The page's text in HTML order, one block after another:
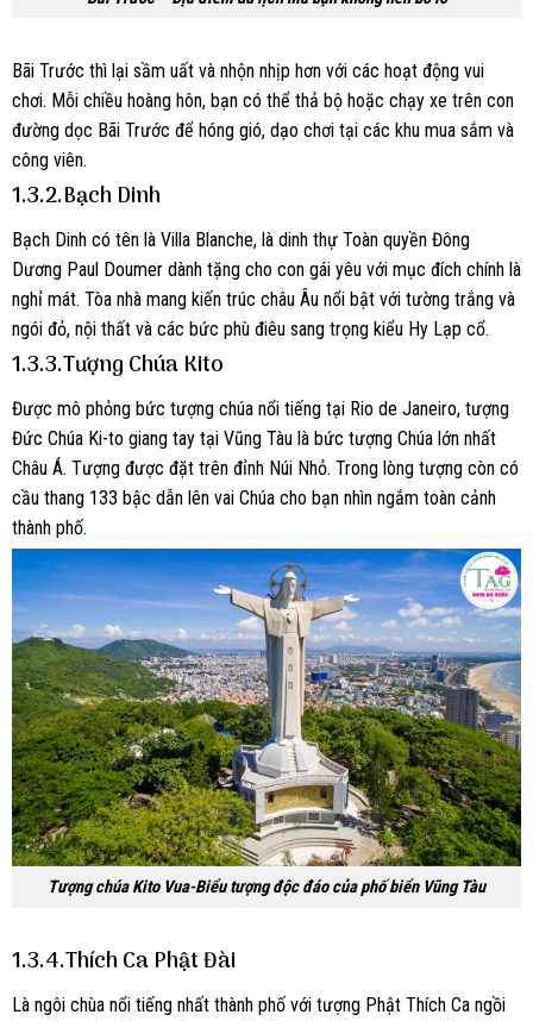
Bãi Trước thì lại sầm uất và nhộn nhịp hơn với các hoạt động vui
chơi. Mỗi chiều hoàng hôn, bạn có thể thả bộ hoặc chạy xe trên con
đường dọc Bãi Trước để hóng gió, dạo chơi tại các khu mua sắm và
công viên.
1.3.2.Bạch Dinh
Bạch Dinh có tên là Villa Blanche, là dinh thự Toàn quyền Đông
Dương Paul Doumer dành tặng cho con gái yêu với mục đích chính là
nghỉ mát. Tòa nhà mang kiến trúc châu Âu nổi bật với tường trắng và
ngói đỏ, nội thất và các bức phù điêu sang trọng kiểu Hy Lạp cổ.
1.3.3.Tượng Chúa Kito
Được mô phỏng bức tượng chúa nổi tiếng tại Rio de Janeiro, tượng
Đức Chúa Ki-to giang tay tại Vũng Tàu là bức tượng Chúa lớn nhất
Châu Á. Tượng được đặt trên đỉnh Núi Nhỏ. Trong lòng tượng còn có
cầu thang 133 bậc dẫn lên vai Chúa cho bạn nhìn ngắm toàn cảnh
thành phố.
Tượng chúa Kito Vua-Biểu tượng độc đáo của phố biển Vũng Tàu
1.3.4.Thích Ca Phật Đài
Là ngôi chùa nổi tiếng nhất thành phố với tượng Phật Thích Ca ngồi